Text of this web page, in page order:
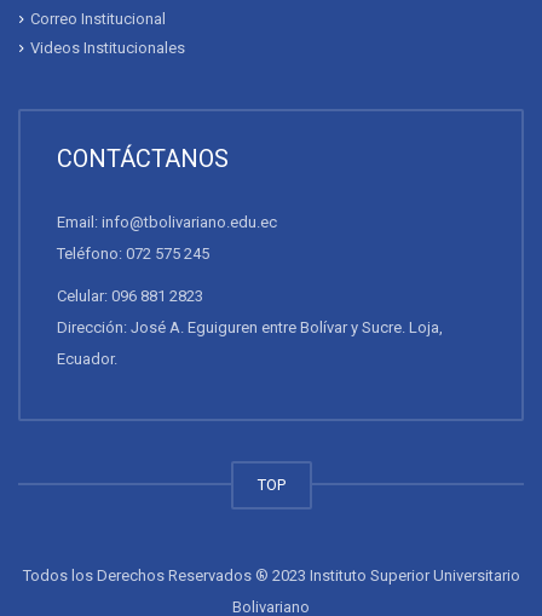
Correo Institucional
Videos Institucionales
CONTÁCTANOS
Email: info@tbolivariano.edu.ec
Teléfono: 072 575 245
Celular: 096 881 2823
Dirección: José A. Eguiguren entre Bolívar y Sucre. Loja,
Ecuador.
TOP
Todos los Derechos Reservados ® 2023 Instituto Superior Universitario
Bolivariano